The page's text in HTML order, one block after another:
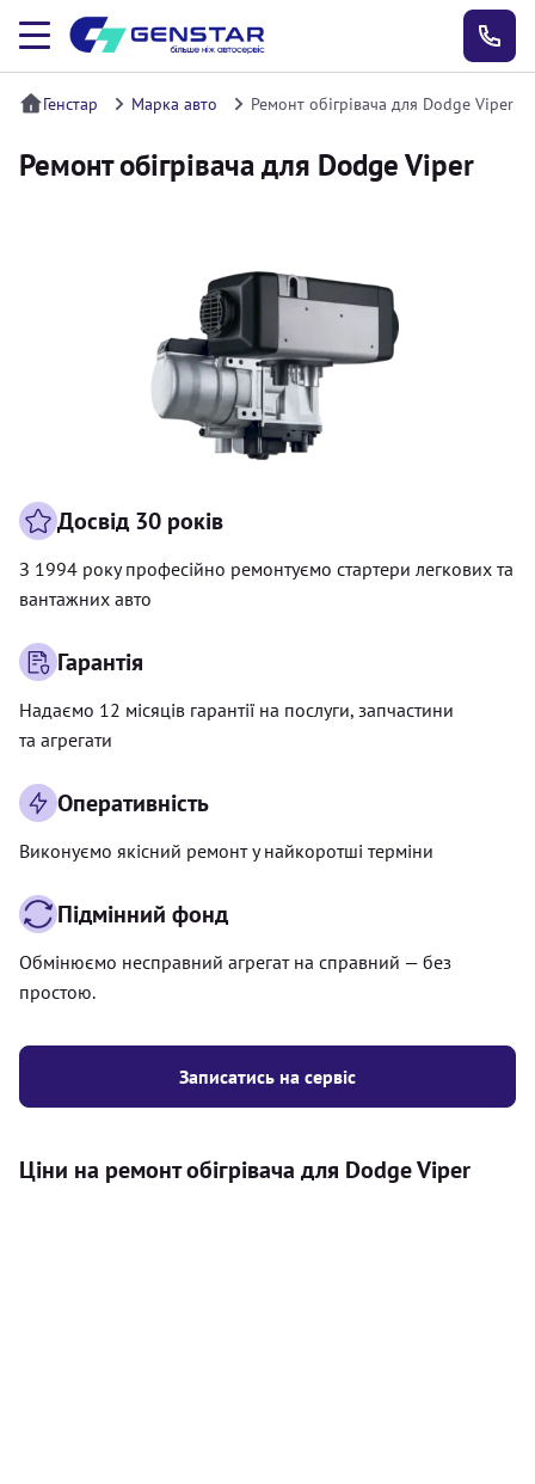
Генстар Марка авто Ремонт обігрівача для Dodge Viper
Ремонт обігрівача для Dodge Viper
Записатись на сервіс
Досвід 30 років
З 1994 року професійно ремонтуємо стартери легкових та
вантажних авто
Гарантія
Надаємо 12 місяців гарантії на послуги, запчастини
та агрегати
Оперативність
Виконуємо якісний ремонт у найкоротші терміни
Підмінний фонд
Обмінюємо несправний агрегат на справний — без
простою.
Ціни на ремонт обігрівача для Dodge Viper